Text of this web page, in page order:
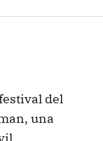
del
una